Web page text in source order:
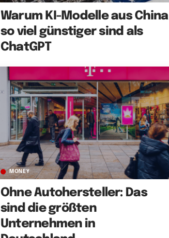
Warum KI-Modelle aus China
so viel günstiger sind als
ChatGPT
MONEY
Ohne Autohersteller: Das
sind die größten
Unternehmen in